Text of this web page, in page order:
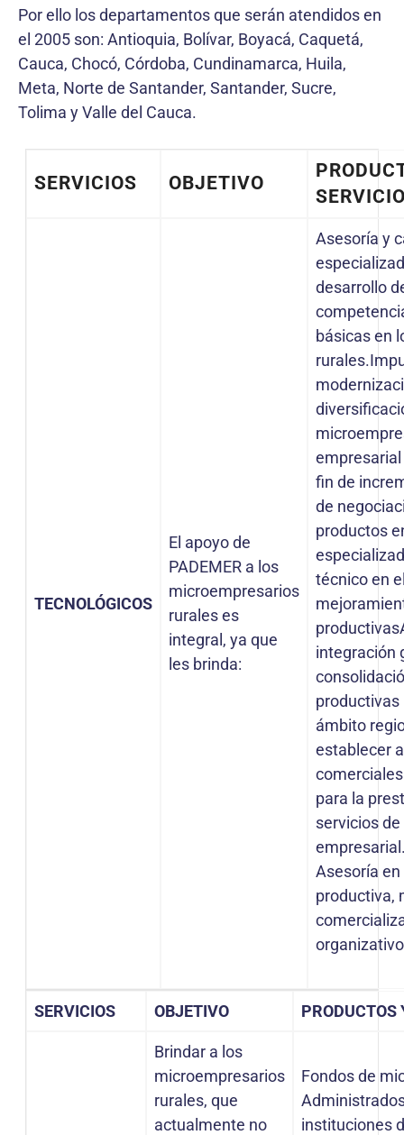
Por ello los departamentos que serán atendidos en
el 2005 son: Antioquia, Bolívar, Boyacá, Caquetá,
Cauca, Chocó, Córdoba, Cundinamarca, Huila,
Meta, Norte de Santander, Santander, Sucre,
Tolima y Valle del Cauca.
SERVICIOS OBJETIVO
TECNOLÓGICOS
El apoyo de
PADEMER a los
microempresarios
rurales es
integral, ya que
les brinda:
Asesoría y
desarrollo
básicas en
fin de
de
productos
técnico en
integración
productivas
ámbito
establecer
para la
servicios
Asesoría
productiva,
SERVICIOS OBJETIVO PRODUCTOS
Brindar a los
microempresarios
rurales, que
actualmente no
Fondos de
instituciones